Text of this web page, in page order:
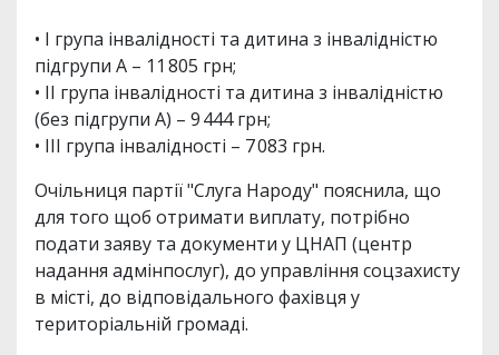
• І група інвалідності та дитина з інвалідністю
підгрупи А – 11 805 грн;
• ІІ група інвалідності та дитина з інвалідністю
(без підгрупи А) – 9 444 грн;
• ІІІ група інвалідності – 7 083 грн.
Очільниця партії "Слуга Народу" пояснила, що
для того щоб отримати виплату, потрібно
подати заяву та документи у ЦНАП (центр
надання адмінпослуг), до управління соцзахисту
в місті, до відповідального фахівця у
територіальній громаді.